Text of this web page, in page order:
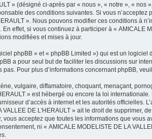
» (désigné ci-après par « nous », « notre », « nos
des conditions suivantes. Si vous
». Nous pouvons modifier ces conditions à
effet, si vous continuez à participer à « AMICALE
modifiées et mises à jour.
phpBB » et « phpBB Limited ») qui est un logiciel
a pour seul but de faciliter les discussions sur
Pour plus d’informations concernant phpBB,
vulgaire, diffamatoire, choquant, menaçant,
» est hébergé ou encore la loi
d’accès à internet et les autorités officielles.
DE L'HERAULT » ait le droit de supprimer,
acceptez que toutes les informations que
ni « AMICALE MODELISTE DE LA